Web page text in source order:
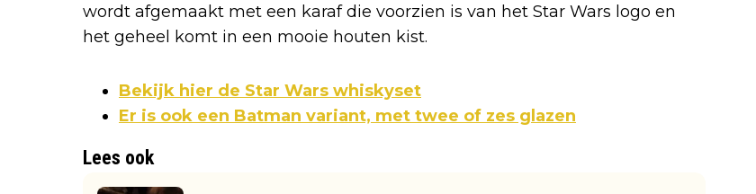
wordt afgemaakt met een karaf die voorzien is van het Star Wars logo en
het geheel komt in een mooie houten kist.
Bekijk hier de Star Wars whiskyset
Er is ook een Batman variant, met twee of zes glazen
Lees ook